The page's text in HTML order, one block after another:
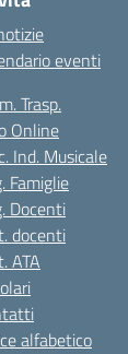
eventi
Trasp.
Online
Ind. Musicale
Famiglie
Docenti
docenti
ATA
alfabetico